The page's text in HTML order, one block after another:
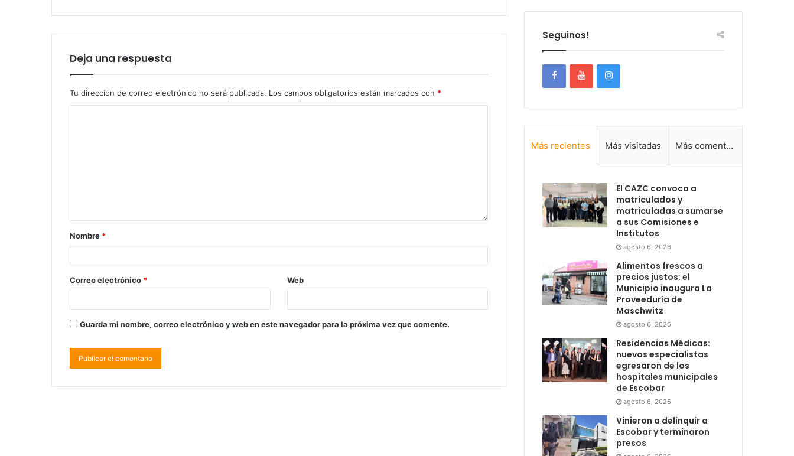
Deja una respuesta
Tu dirección de correo electrónico no será publicada. Los campos obligatorios están marcados con *
Nombre *
Correo electrónico * Web
Guarda mi nombre, correo electrónico y web en este navegador para la próxima vez que comente.
Seguinos!
Más recientes Más visitadas Más comentadas
El CAZC convoca a
matriculados y
matriculadas a sumarse
a sus Comisiones e
Institutos
agosto 6, 2026
Alimentos frescos a
precios justos: el
Municipio inaugura La
Proveeduría de
Maschwitz
agosto 6, 2026
Residencias Médicas:
nuevos especialistas
egresaron de los
hospitales municipales
de Escobar
agosto 6, 2026
Vinieron a delinquir a
Escobar y terminaron
presos